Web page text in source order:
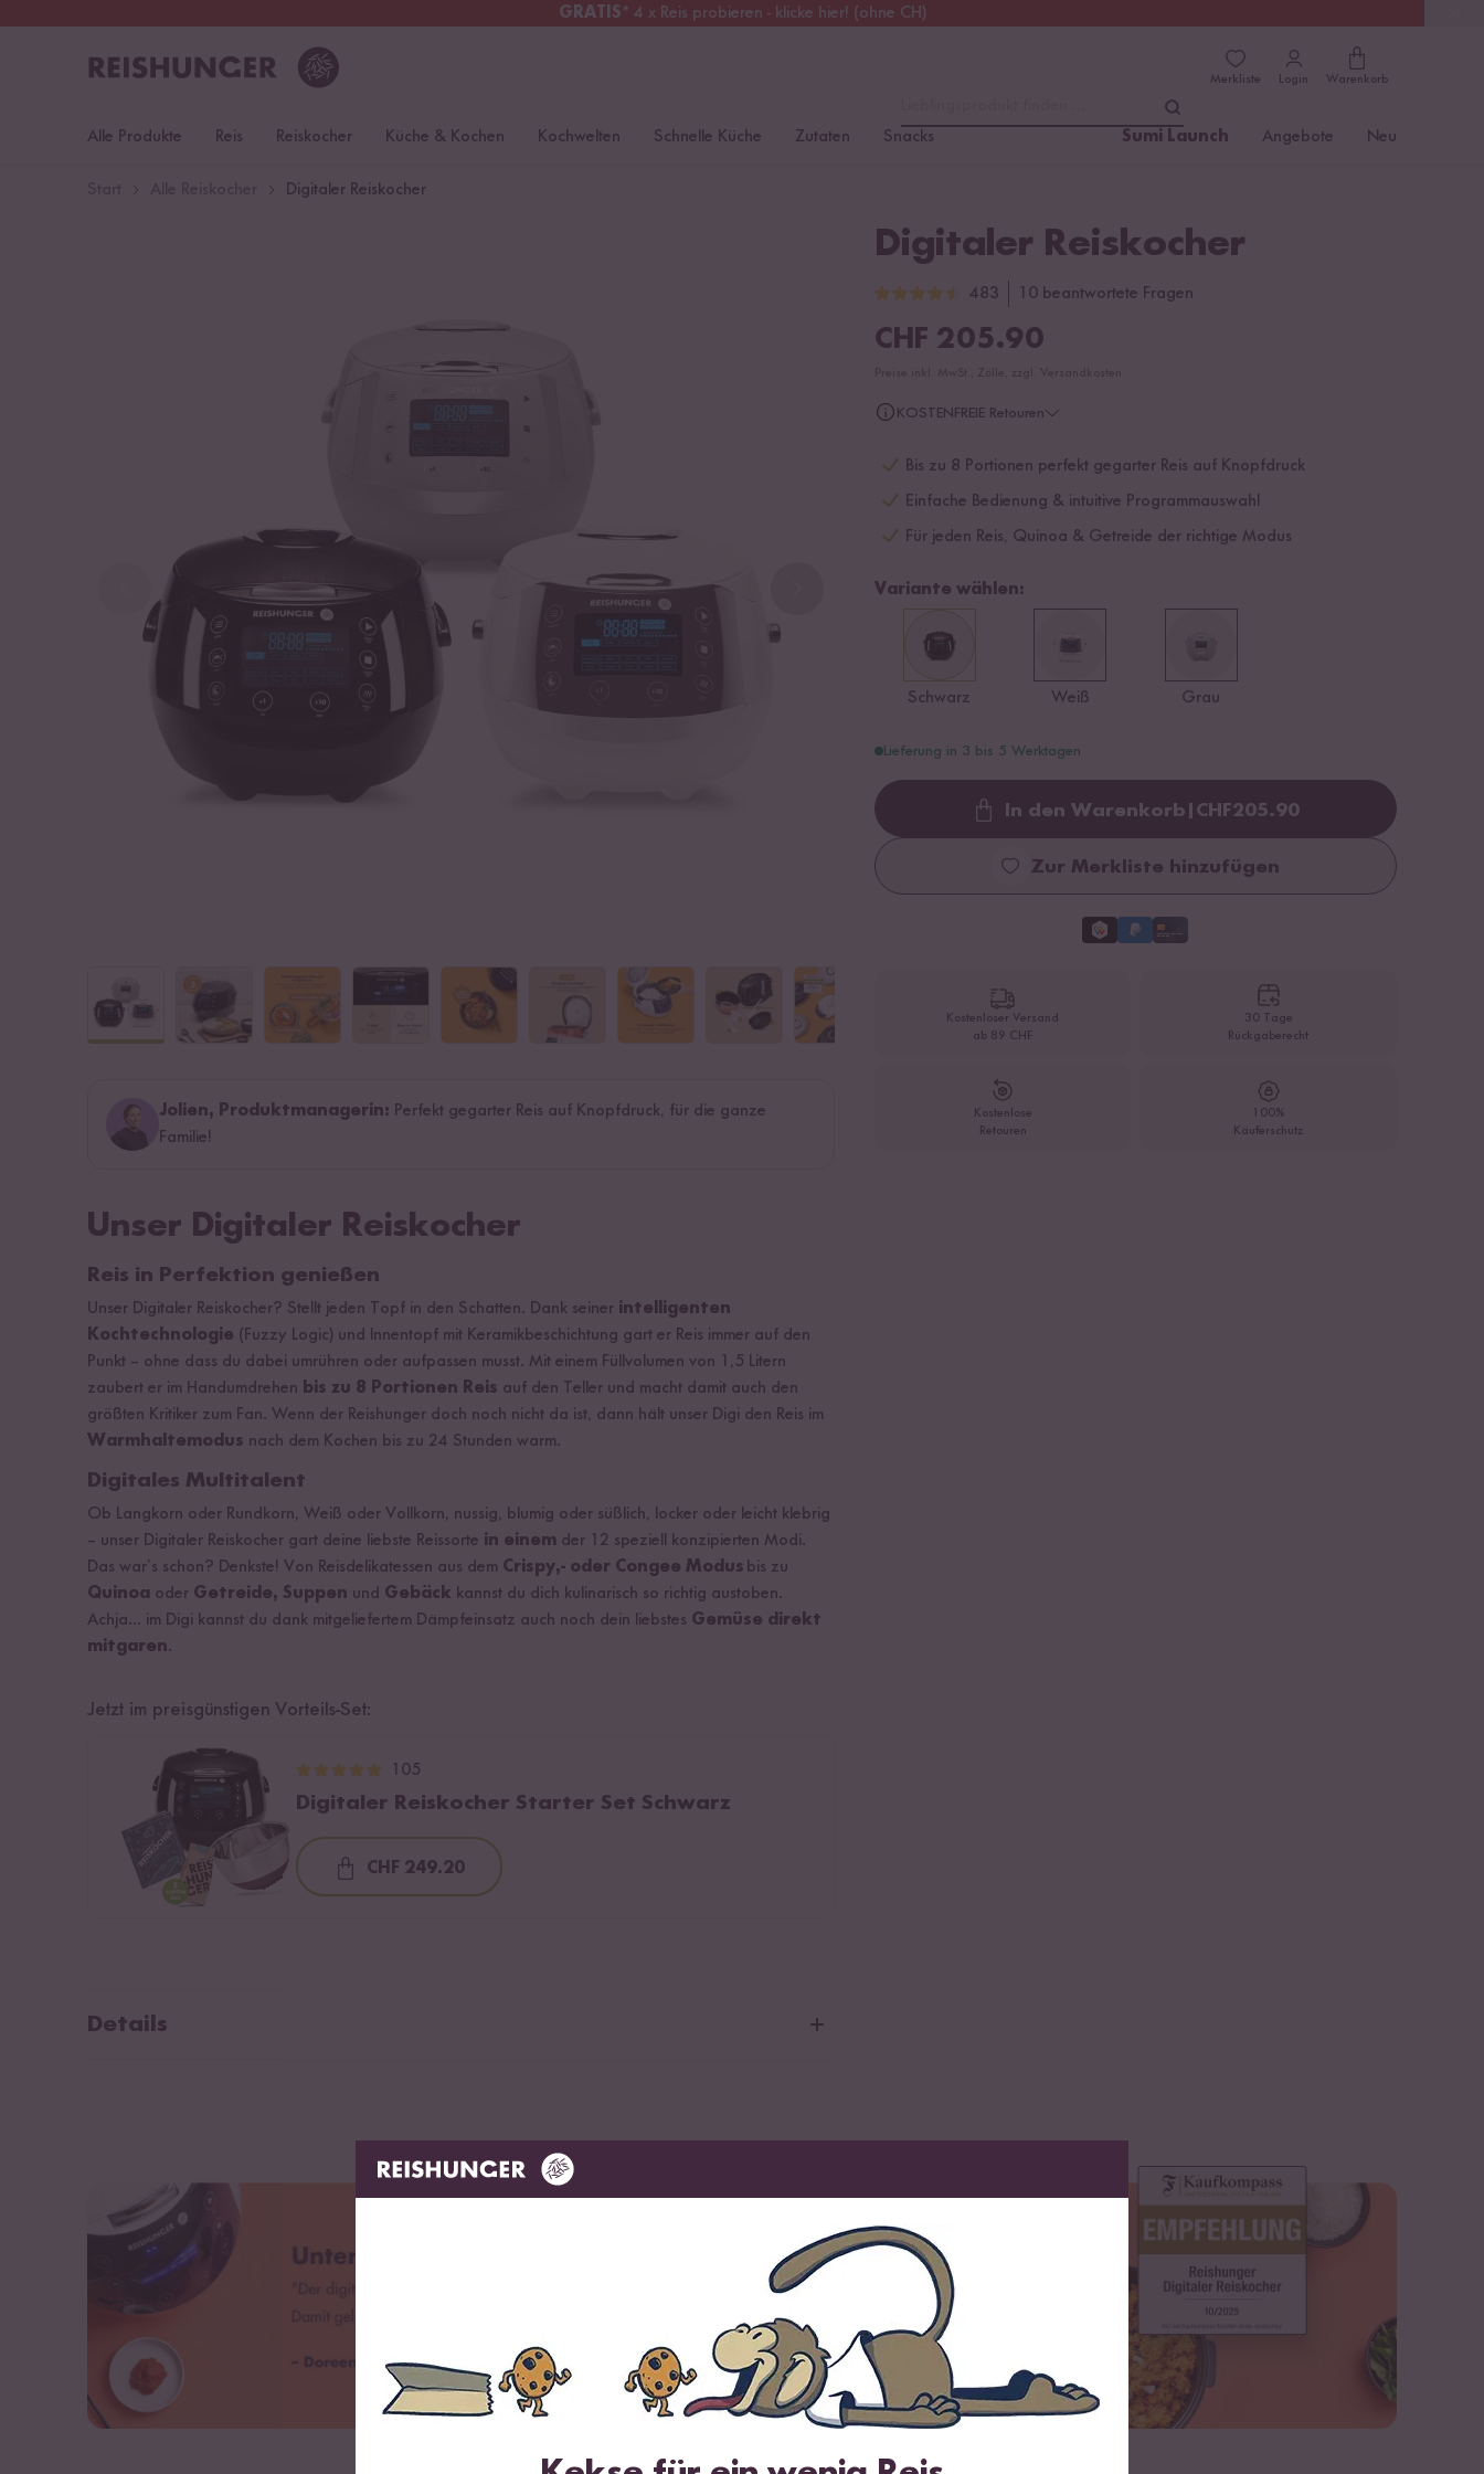
GRATIS* 4 x Reis probieren - klicke hier! (ohne CH)
Alle Zölle & Steuern inklusive
Merkliste Login Warenkorb
Alle Produkte Reis Reiskocher Küche & Kochen Kochwelten Schnelle Küche Zutaten Snacks Sumi Launch Angebote Neu
Digitaler Reiskocher
Jolien, Produktmanagerin: Perfekt gegarter Reis auf Knopfdruck, für die ganze
Familie!
Digitaler Reiskocher
483 10 beantwortete Fragen
CHF 205.90
KOSTENFREIE Retouren
Bis zu 8 Portionen perfekt gegarter Reis auf Knopfdruck
Einfache Bedienung & intuitive Programmauswahl
Für jeden Reis, Quinoa & Getreide der richtige Modus
Variante wählen:
Schwarz Weiß Grau
Lieferung in 3 bis 5 Werktagen
Loading...
In den Warenkorb CHF205.90
Zur Merkliste hinzufügen
Kostenloser Versand
ab 89 CHF
30 Tage
Rückgaberecht
Kostenlose
Retouren
100%
Käuferschutz
Unser Digitaler Reiskocher
Reis in Perfektion genießen
Unser Digitaler Reiskocher? Stellt jeden Topf in den Schatten. Dank seiner intelligenten
Kochtechnologie (Fuzzy Logic) und Innentopf mit Keramikbeschichtung gart er Reis immer auf den
Punkt – ohne dass du dabei umrühren oder aufpassen musst. Mit einem Füllvolumen von 1,5 Litern
zaubert er im Handumdrehen bis zu 8 Portionen Reis auf den Teller und macht damit auch den
größten Kritiker zum Fan. Wenn der Reishunger doch noch nicht da ist, dann hält unser Digi den Reis im
Warmhaltemodus nach dem Kochen bis zu 24 Stunden warm.
Digitales Multitalent
Ob Langkorn oder Rundkorn, Weiß oder Vollkorn, nussig, blumig oder süßlich, locker oder leicht klebrig
– unser Digitaler Reiskocher gart deine liebste Reissorte in einem der 12 speziell konzipierten Modi.
Das war’s schon? Denkste! Von Reisdelikatessen aus dem Crispy,- oder Congee Modus bis zu
Quinoa oder Getreide, Suppen und Gebäck kannst du dich kulinarisch so richtig austoben.
Achja… im Digi kannst du dank mitgeliefertem Dämpfeinsatz auch noch dein liebstes Gemüse direkt
mitgaren.
Jetzt im preisgünstigen Vorteils-Set:
105
Digitaler Reiskocher Starter Set Schwarz
Loading...
CHF 249.20
Details
Fuzzy Logic mit 7-Kochphasen-Technologie für perfekt gegarten Reis
12 Programme inkl. 7 spezielle Reismodi
Timer- und Warmhaltefunktion für bis zu 24 Stunden
Premium Innentopf mit doppelter Antihaftbeschichtung aus Keramik und praktischen Henkeln
Maße: Länge: 39 cm, Breite: 29 cm, Höhe: 24 cm
Leistung: 860-1020W / 220-240V
Füllmenge: 1,5 l (ca. 8 Cups Reis)
Gewicht: 5,05 kg
BPA-freier Kunststoff